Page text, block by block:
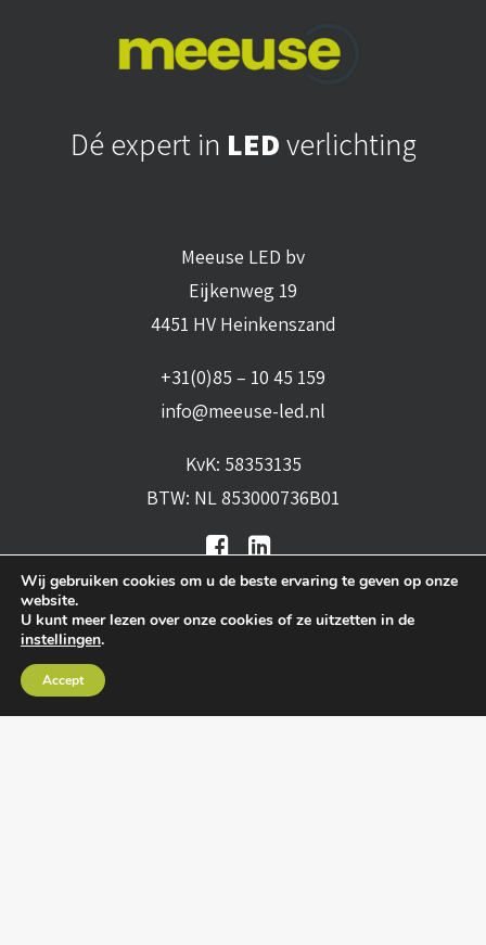
Dé expert in LEDverlichting
Meeuse LED bv
Eijkenweg 19
4451 HV Heinkenszand
+31(0)85 – 10 45 159
info@meeuse-led.nl
KvK: 58353135
BTW: NL 853000736B01
leveringsvoorwaarden
Wij gebruiken cookies om u de beste ervaring te geven op onze
website.
U kunt meer lezen over onze cookies of ze uitzetten in de
instellingen.
Accept